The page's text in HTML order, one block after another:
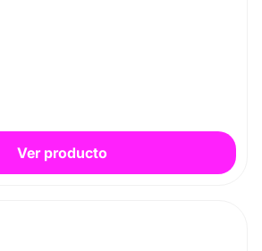
Ver producto